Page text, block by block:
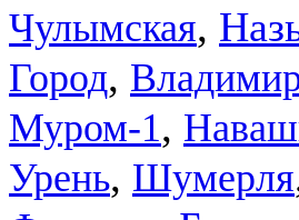
Чулымская,
Город,
Муром-1,
Урень, Шумерля